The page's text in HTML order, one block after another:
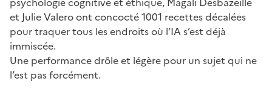
et Julie Valero ont concocté 1001 recettes décalées
pour traquer tous les endroits où l’IA s’est déjà
immiscée.
Une performance drôle et légère pour un sujet qui ne
l’est pas forcément.